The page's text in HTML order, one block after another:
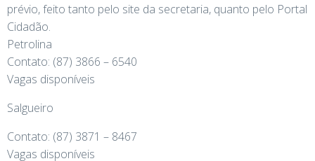
prévio, feito tanto pelo site da secretaria, quanto pelo Portal
Cidadão.
Petrolina
Contato: (87) 3866 – 6540
Vagas disponíveis
Salgueiro
Contato: (87) 3871 – 8467
Vagas disponíveis